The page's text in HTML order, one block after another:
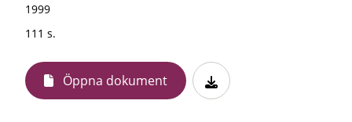
1999
111 s.
Öppna dokument